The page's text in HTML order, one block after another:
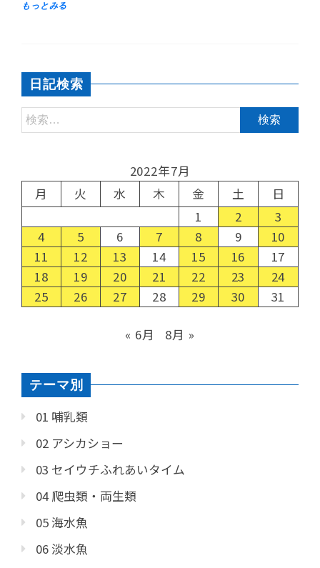
日記検索
2022年7月
月
火 水 木 金 土
日
1
2
3
4
5 6 7 8 9
10
11
12 13 14 15 16
17
18
19 20 21 22 23
24
25
26 27 28 29 30 31
« 6月 8月 »
テーマ別
01 哺乳類
02 アシカショー
03 セイウチふれあいタイム
04 爬虫類・両生類
05 海水魚
06 淡水魚